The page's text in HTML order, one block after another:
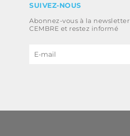
SUIVEZ-NOUS
Abonnez-vous à la newsletter
CEMBRE et restez informé